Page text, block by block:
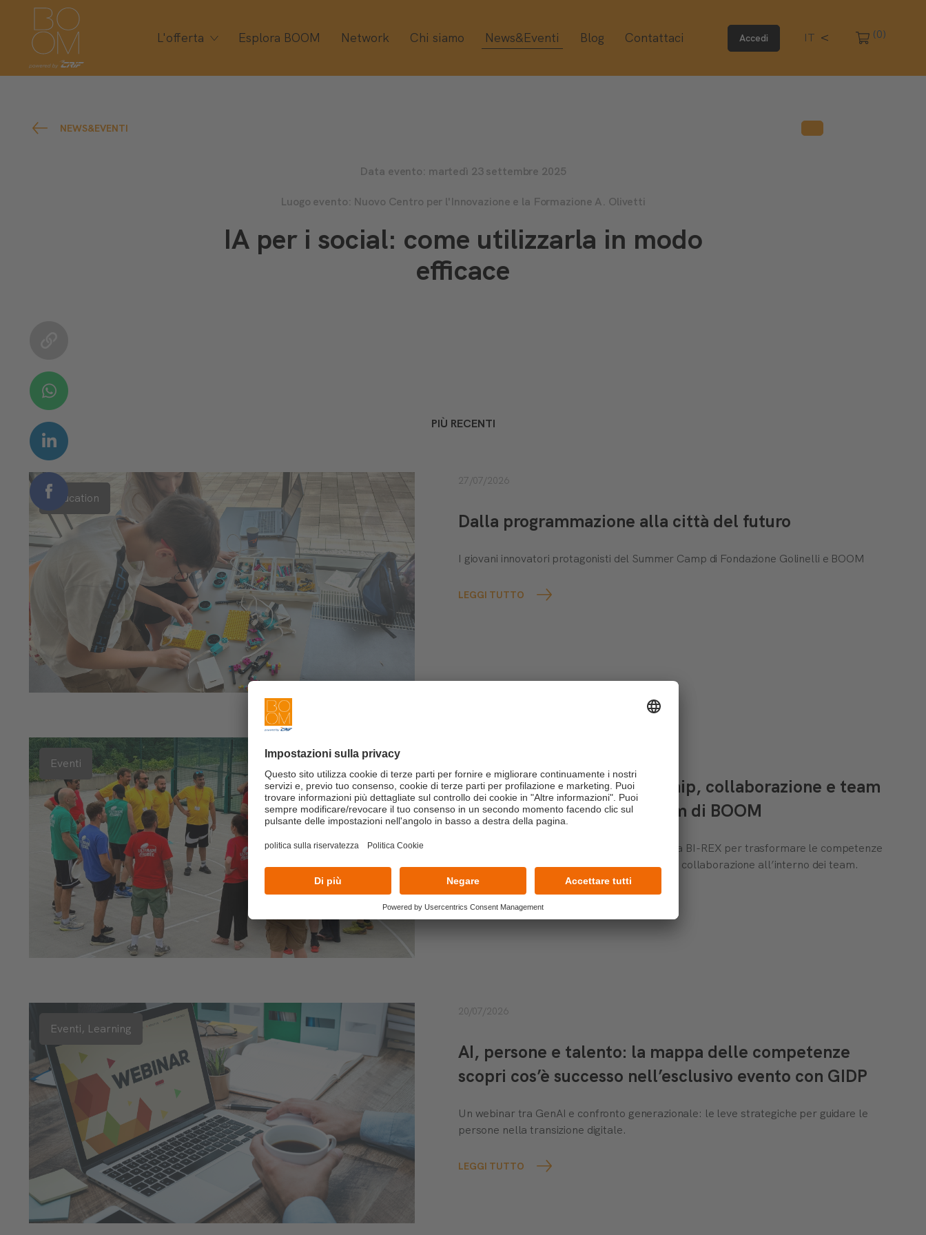
L'offerta Esplora BOOM Network Chi siamo News&Eventi Blog Contattaci Accedi IT (0)
NEWS&EVENTI
Data evento: martedì 23 settembre 2025
Luogo evento: Nuovo Centro per l'Innovazione e la Formazione A. Olivetti
IA per i social: come utilizzarla in modo
efficace
PIÙ RECENTI
Education
27/07/2026
Dalla programmazione alla città del futuro
I giovani innovatori protagonisti del Summer Camp di Fondazione Golinelli e BOOM
LEGGI TUTTO
Eventi
Dall’aula al campo: leadership, collaborazione e team
building con il Team Program di BOOM
Un’esperienza immersiva realizzata insieme a BI-REX per trasformare le competenze
manageriali in azioni concrete e rafforzare la collaborazione all’interno dei team.
Eventi, Learning
20/07/2026
AI, persone e talento: la mappa delle competenze
scopri cos’è successo nell’esclusivo evento con GIDP
Un webinar tra GenAI e confronto generazionale: le leve strategiche per guidare le
persone nella transizione digitale.
LEGGI TUTTO